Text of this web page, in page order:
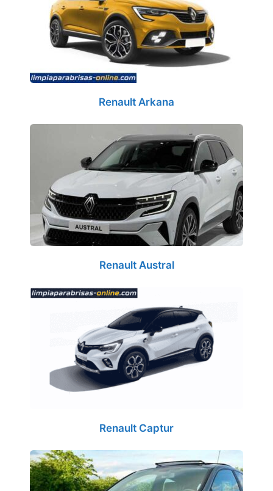
Renault Arkana
Renault Austral
Renault Captur